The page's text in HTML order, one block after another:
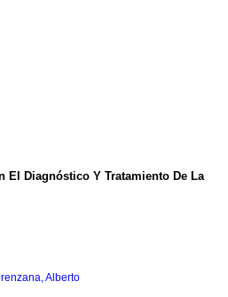
El Diagnóstico Y Tratamiento De La
Alberto